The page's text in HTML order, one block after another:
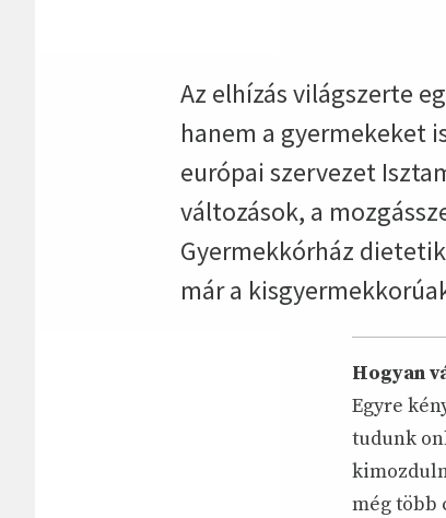
Az elhízás világszerte
hanem a gyermekeket
európai szervezet
változások, a
Gyermekkórház
már a
Hogyan
Egyre
tudunk
még több